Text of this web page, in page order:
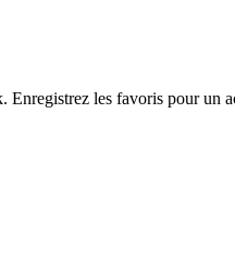
les favoris pour un